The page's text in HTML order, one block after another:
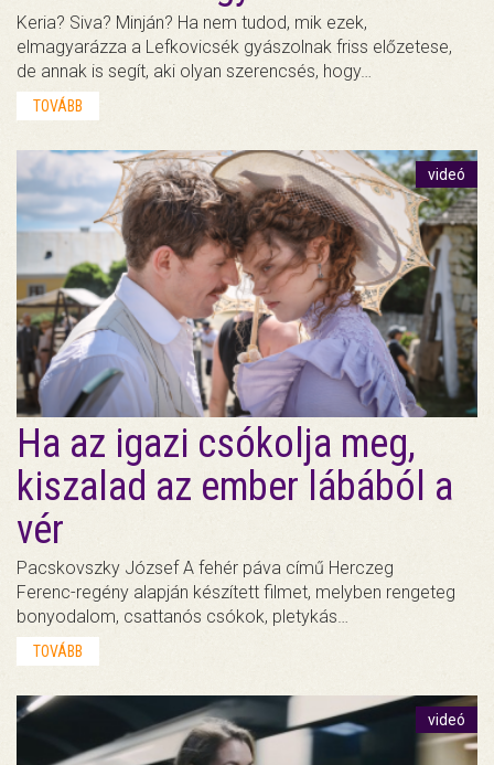
Keria? Siva? Minján? Ha nem tudod, mik ezek,
elmagyarázza a Lefkovicsék gyászolnak friss előzetese,
de annak is segít, aki olyan szerencsés, hogy…
TOVÁBB
videó
Ha az igazi csókolja meg,
kiszalad az ember lábából a
vér
Pacskovszky József A fehér páva című Herczeg
Ferenc-regény alapján készített filmet, melyben rengeteg
bonyodalom, csattanós csókok, pletykás…
TOVÁBB
videó